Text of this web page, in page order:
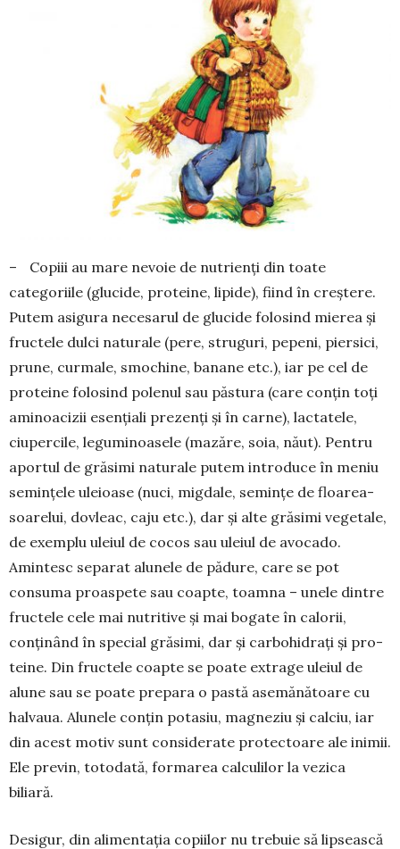
– Copiii au mare nevoie de nutrienți din toate
categoriile (glucide, proteine, li­pide), fiind în creștere.
Putem asigura necesarul de glucide folosind mierea și
fructele dulci naturale (pere, struguri, pe­peni, piersici,
prune, curmale, smo­chine, banane etc.), iar pe cel de
proteine folosind polenul sau păstura (care con­țin toți
aminoacizii esențiali prezenți și în carne), lactatele,
ciupercile, legu­mi­noasele (mazăre, soia, năut). Pentru
apor­tul de grăsimi naturale putem intro­duce în meniu
semințele uleioase (nuci, migdale, semințe de floarea-
soarelui, dovleac, caju etc.), dar și alte grăsimi vegetale,
de exemplu uleiul de cocos sau uleiul de avocado.
Amintesc separat alu­nele de pădure, care se pot
consuma proaspete sau coapte, toamna – unele dintre
fructele cele mai nutritive și mai bogate în calorii,
conți­nând în special grăsimi, dar și carbohidrați și pro­
teine. Din fructele coapte se poate extrage uleiul de
alune sau se poate prepara o pastă asemănătoare cu
halvaua. Alunele conțin potasiu, magneziu și cal­ciu, iar
din acest motiv sunt considerate protec­toare ale inimii.
Ele previn, totodată, formarea calculilor la vezica
biliară.
Desigur, din alimentația copiilor nu trebuie să lipsească